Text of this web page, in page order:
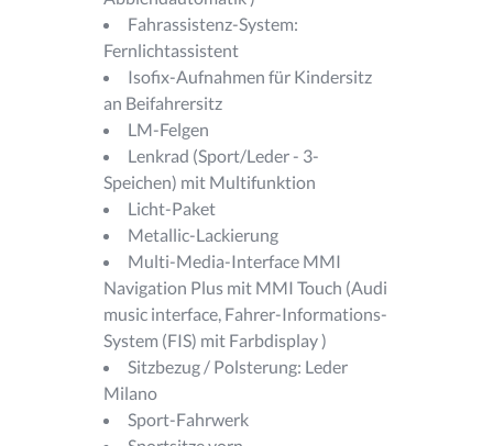
Fahrassistenz-System:
Fernlichtassistent
Isofix-Aufnahmen für Kindersitz
an Beifahrersitz
LM-Felgen
Lenkrad (Sport/Leder - 3-
Speichen) mit Multifunktion
Licht-Paket
Metallic-Lackierung
Multi-Media-Interface MMI
Navigation Plus mit MMI Touch (Audi
music interface, Fahrer-Informations-
System (FIS) mit Farbdisplay )
Sitzbezug / Polsterung: Leder
Milano
Sport-Fahrwerk